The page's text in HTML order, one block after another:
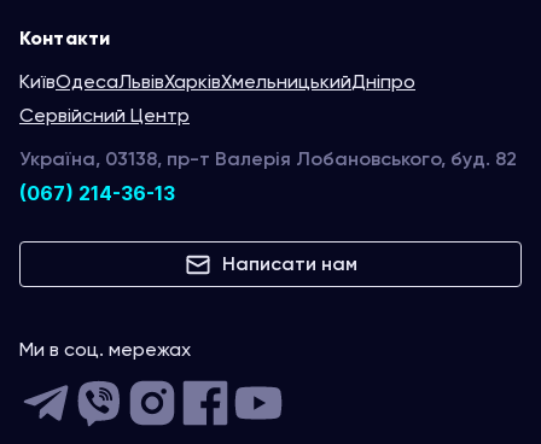
Контакти
КиївОдесаЛьвівХарківХмельницькийДніпро
Сервійсний Центр
Україна, 03138, пр-т Валерія Лобановського, буд. 82
(067) 214-36-13
Написати нам
Ми в соц. мережах